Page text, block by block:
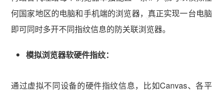
何国家地区的电脑和手机端的浏览器，真正实现一台电脑
即可同时多开不同指纹信息的防关联浏览器。
模拟浏览器软硬件指纹：
通过虚拟不同设备的硬件指纹信息，比如Canvas、各平
vmlogin.cc vmlogin.cc vmlogin.cc